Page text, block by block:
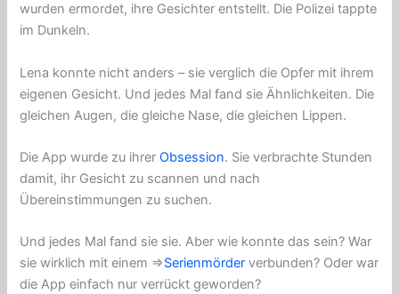
wurden ermordet, ihre Gesichter entstellt. Die Polizei tappte
im Dunkeln.
Lena konnte nicht anders – sie verglich die Opfer mit ihrem
eigenen Gesicht. Und jedes Mal fand sie Ähnlichkeiten. Die
gleichen Augen, die gleiche Nase, die gleichen Lippen.
Die App wurde zu ihrerObsession. Sie verbrachte Stunden
damit, ihr Gesicht zu scannen und nach
Übereinstimmungen zu suchen.
Und jedes Mal fand sie sie. Aber wie konnte das sein? War
sie wirklich mit einem ⇒Serienmörder verbunden? Oder war
die App einfach nur verrückt geworden?